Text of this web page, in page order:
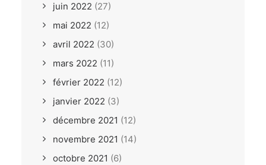
juin 2022 (27)
mai 2022 (12)
avril 2022 (30)
mars 2022 (11)
février 2022 (12)
janvier 2022 (3)
décembre 2021 (12)
novembre 2021 (14)
octobre 2021 (6)